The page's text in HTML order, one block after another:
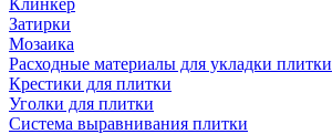
Клинкер
Затирки
Мозаика
Расходные материалы для укладки плитки
Крестики для плитки
Уголки для плитки
Система выравнивания плитки